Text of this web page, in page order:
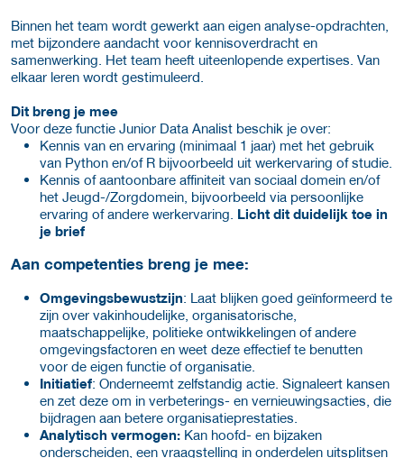
Binnen het team wordt gewerkt aan eigen analyse-opdrachten,
met bijzondere aandacht voor kennisoverdracht en
samenwerking. Het team heeft uiteenlopende expertises. Van
elkaar leren wordt gestimuleerd.
Dit breng je mee
Voor deze functie Junior Data Analist beschik je over:
Kennis van en ervaring (minimaal 1 jaar) met het gebruik
van Python en/of R bijvoorbeeld uit werkervaring of studie.
Kennis of aantoonbare affiniteit van sociaal domein en/of
het Jeugd-/Zorgdomein, bijvoorbeeld via persoonlijke
ervaring of andere werkervaring. Licht dit duidelijk toe in
je brief
Aan competenties breng je mee:
Omgevingsbewustzijn: Laat blijken goed geïnformeerd te
zijn over vakinhoudelijke, organisatorische,
maatschappelijke, politieke ontwikkelingen of andere
omgevingsfactoren en weet deze effectief te benutten
voor de eigen functie of organisatie.
Initiatief: Onderneemt zelfstandig actie. Signaleert kansen
en zet deze om in verbeterings- en vernieuwingsacties, die
bijdragen aan betere organisatieprestaties.
Analytisch vermogen: Kan hoofd- en bijzaken
onderscheiden, een vraagstelling in onderdelen uitsplitsen